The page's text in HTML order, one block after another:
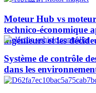
Moteur Hub vs
technico-économique
ingénieurs et les
Système de contrôle
dans les